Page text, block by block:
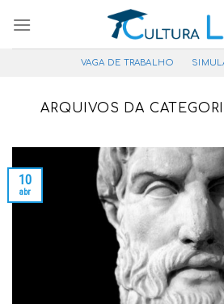
para
VAGA DE TRABALHO
ARQUIVOS DA
10
abr